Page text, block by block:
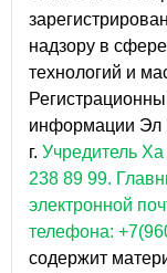
надзору в
технологий и
информации Эл
г. Учредитель
238 89 99.
электронной
телефона:
содержит